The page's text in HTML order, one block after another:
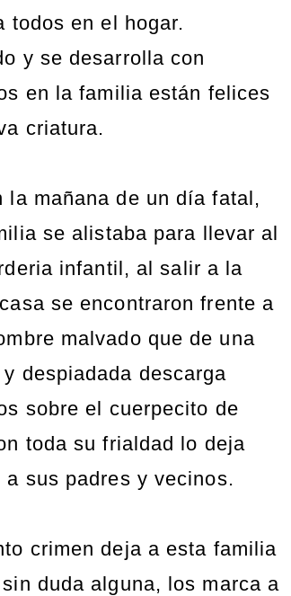
todos en el hogar.
y se desarrolla con
en la familia están felices
criatura.
la mañana de un día fatal,
se alistaba para llevar al
infantil, al salir a la
se encontraron frente a
malvado que de una
despiadada descarga
sobre el cuerpecito de
toda su frialdad lo deja
a sus padres y vecinos.
crimen deja a esta familia
duda alguna, los marca a